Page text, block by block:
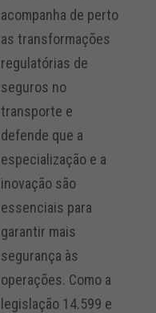
acompanha de perto
as transformações
regulatórias de
seguros no
transporte e
defende que a
especialização e a
inovação são
essenciais para
garantir mais
segurança às
operações. Como a
legislação 14.599 e